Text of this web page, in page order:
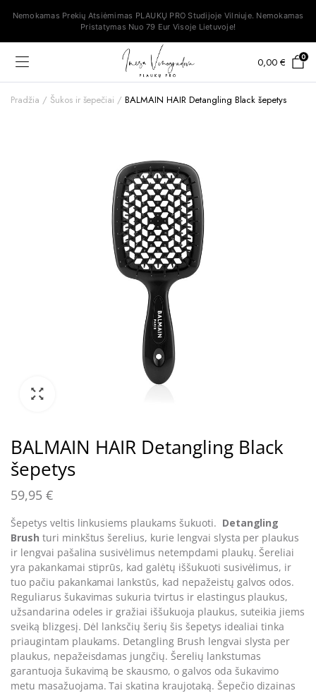
Nemokamas Prekių Atsiėmimas PLAUKŲ PRO Studijoje Vilniuje. Nemokamas
Pristatymas Nuo 79 Eur Visoje Lietuvoje!
0,00 € 0
Pradžia Šukos ir šepečiai BALMAIN HAIR Detangling Black šepetys
BALMAIN HAIR Detangling Black
šepetys
59,95 €
Šepetys veltis linkusiems plaukams šukuoti. Detangling
Brush turi minkštus šerelius, kurie lengvai slysta per plaukus
ir lengvai pašalina susivėlimus netempdami plaukų. Šereliai
yra pakankamai stiprūs, kad galėtų iššukuoti susivėlimus, ir
tuo pačiu pakankamai lankstūs, kad nepažeistų galvos odos.
Reguliarus šukavimas sukuria tvirtus ir elastingus plaukus,
užsandarina odeles ir gražiai iššukuoja plaukus, suteikia jiems
sveiką blizgesį. Dėl lanksčių šerių šis šepetys idealiai tinka
priaugintam plaukams. Detangling Brush lengvai slysta per
plaukus, nepažeisdamas jungčių. Šerelių lankstumas
garantuoja šukavimą be skausmo, o galvos oda šukavimo
metu masažuojama. Tai skatina kraujotaką. Šepečio dizainas